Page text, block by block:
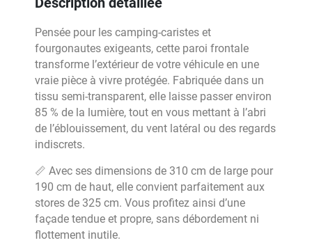
Pensée pour les camping-caristes et
fourgonautes exigeants, cette paroi frontale
transforme l’extérieur de votre véhicule en une
vraie pièce à vivre protégée. Fabriquée dans un
tissu semi-transparent, elle laisse passer environ
85 % de la lumière, tout en vous mettant à l’abri
de l’éblouissement, du vent latéral ou des regards
indiscrets.
📏 Avec ses dimensions de 310 cm de large pour
190 cm de haut, elle convient parfaitement aux
stores de 325 cm. Vous profitez ainsi d’une
façade tendue et propre, sans débordement ni
flottement inutile.